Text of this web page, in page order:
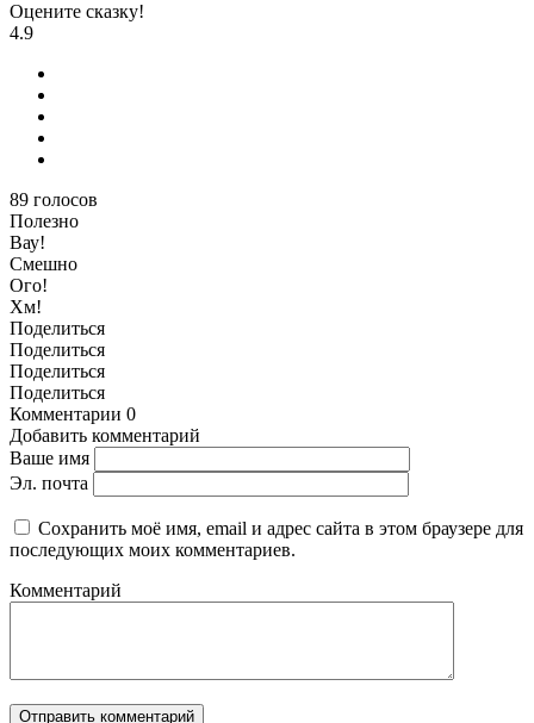
Оцените сказку!
4.9
89 голосов
Полезно
Вау!
Смешно
Ого!
Хм!
Поделиться
Поделиться
Поделиться
Поделиться
Комментарии 0
Добавить комментарий
Ваше имя
Эл. почта
Сохранить моё имя, email и адрес сайта в этом браузере для
последующих моих комментариев.
Комментарий